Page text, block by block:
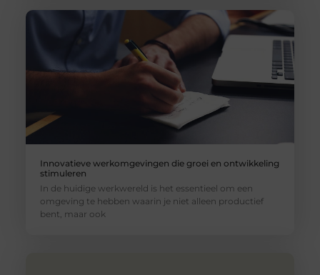
Innovatieve werkomgevingen die groei en ontwikkeling
stimuleren
In de huidige werkwereld is het essentieel om een
omgeving te hebben waarin je niet alleen productief
bent, maar ook